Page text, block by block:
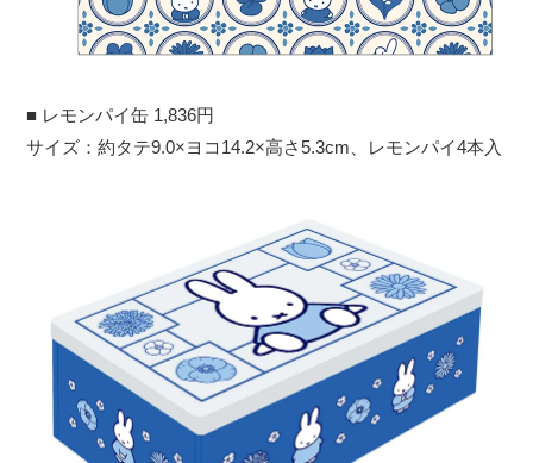
■ レモンパイ缶 1,836円
サイズ：約タテ9.0×ヨコ14.2×高さ5.3cm、レモンパイ4本入